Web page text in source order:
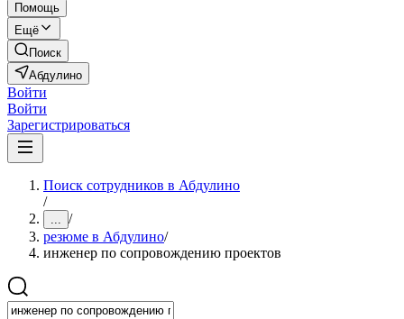
Помощь
Ещё
Поиск
Абдулино
Войти
Войти
Зарегистрироваться
Поиск сотрудников в Абдулино
/
... /
резюме в Абдулино/
инженер по сопровождению проектов